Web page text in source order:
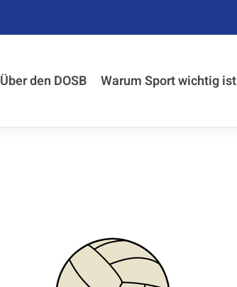
Über den DOSB Warum Sport wichtig ist